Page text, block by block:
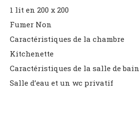
1 lit en 200 x 200
Fumer Non
Caractéristiques de la chambre
Kitchenette
Caractéristiques de la salle de bain
Salle d’eau et un wc privatif